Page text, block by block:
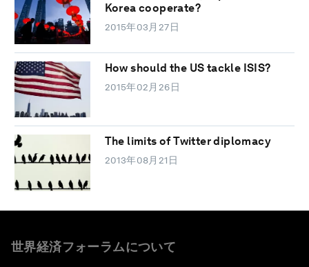
Korea cooperate?
2015年03月27日
How should the US tackle ISIS?
2015年02月26日
The limits of Twitter diplomacy
2013年08月21日
世界経済フォーラムについて